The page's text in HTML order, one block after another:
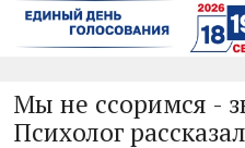
Мы не ссоримся -
Психолог